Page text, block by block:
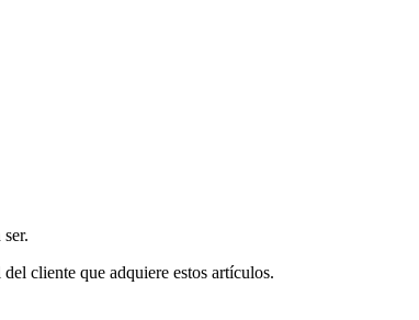
cliente que adquiere estos artículos.